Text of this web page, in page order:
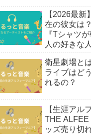
【2026最新
在の彼女は
『Tシャツ
人の好きな
衛星劇場と
ライブはど
れるの？
【生涯アル
THE ALFEE
ッズ売り切